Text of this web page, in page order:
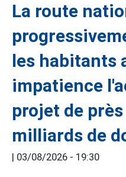
La route
les habitants
impatience
projet de
milliards de
03/08/2026 - 19:30